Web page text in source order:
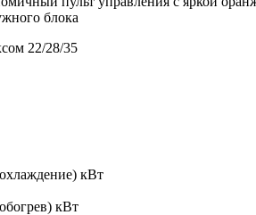
блока
22/28/35
кВт
кВт